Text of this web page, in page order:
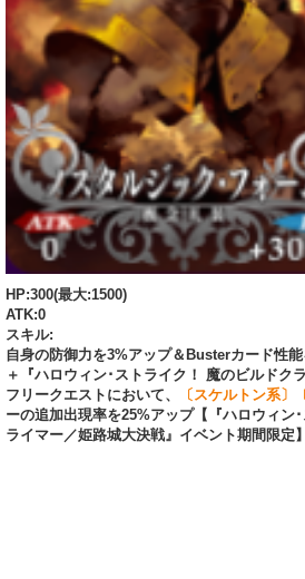
HP:300(最大:1500)
ATK:0
スキル:
自身の防御力を3%アップ＆Busterカード性
＋『ハロウィン･ストライク！ 魔のビルドク
フリークエストにおいて、
〔スケルトン系〕
ーの追加出現率を25%アップ【『ハロウィン
ライマー／姫路城大決戦』イベント期間限定】